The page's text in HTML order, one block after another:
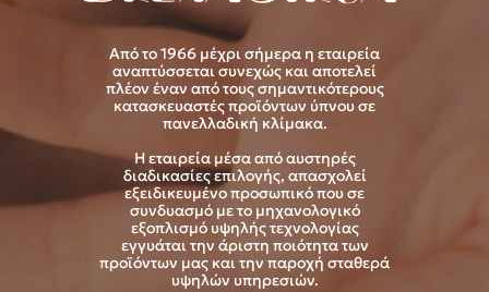
Από το 1966 μέχρι σήμερα η εταιρεία
αναπτύσσεται συνεχώς και αποτελεί
πλέον έναν από τους σημαντικότερους
κατασκευαστές προϊόντων ύπνου σε
πανελλαδική κλίμακα.
Η εταιρεία μέσα από αυστηρές
διαδικασίες επιλογής, απασχολεί
εξειδικευμένο προσωπικό που σε
συνδυασμό με το μηχανολογικό
εξοπλισμό υψηλής τεχνολογίας
εγγυάται την άριστη ποιότητα των
προϊόντων μας και την παροχή σταθερά
υψηλών υπηρεσιών.